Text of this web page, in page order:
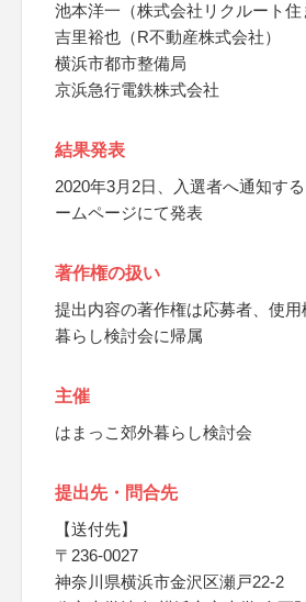
池本洋一（株式会社リクルート住
吉里裕也（R不動産株式会社）
横浜市都市整備局
京浜急行電鉄株式会社
結果発表
2020年3月2日、入選者へ通知す
ームページにて発表
著作権の扱い
提出内容の著作権は応募者、使
暮らし検討会に帰属
主催
はまっこ郊外暮らし検討会
提出先・問合先
【送付先】
〒236-0027
神奈川県横浜市金沢区瀬戸22-2